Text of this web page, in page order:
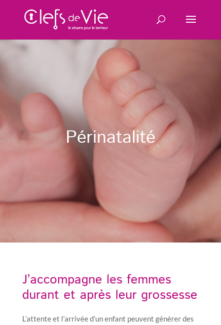
Périnatalité
J’accompagne les femmes
durant et après leur grossesse
L’attente et l’arrivée d’un enfant peuvent générer des